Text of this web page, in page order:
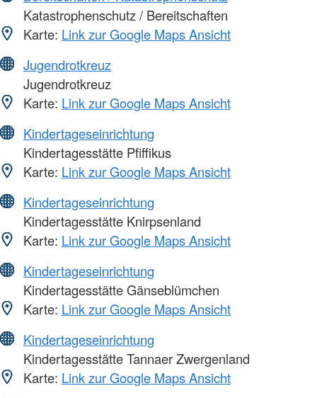
Katastrophenschutz / Bereitschaften
Karte: Link zur Google Maps Ansicht
Jugendrotkreuz
Jugendrotkreuz
Karte: Link zur Google Maps Ansicht
Kindertageseinrichtung
Kindertagesstätte Pfiffikus
Karte: Link zur Google Maps Ansicht
Kindertageseinrichtung
Kindertagesstätte Knirpsenland
Karte: Link zur Google Maps Ansicht
Kindertageseinrichtung
Kindertagesstätte Gänseblümchen
Karte: Link zur Google Maps Ansicht
Kindertageseinrichtung
Kindertagesstätte Tannaer Zwergenland
Karte: Link zur Google Maps Ansicht